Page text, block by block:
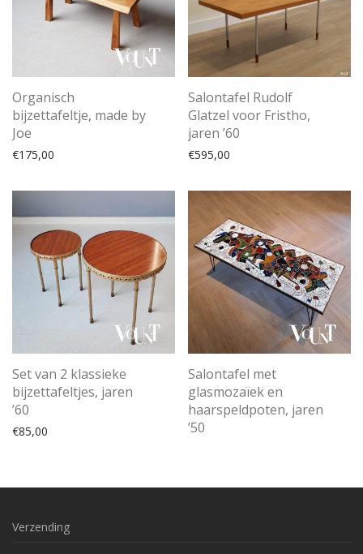
Organisch
bijzettafeltje, made by
Joe
€175,00
Salontafel Rudolf
Glatzel voor Fristho,
jaren ’60
€595,00
Set van 2 klassieke
bijzettafeltjes, jaren
’60
€85,00
Salontafel met
glasmozaïek en
haarspeldpoten, jaren
’50
Verzending